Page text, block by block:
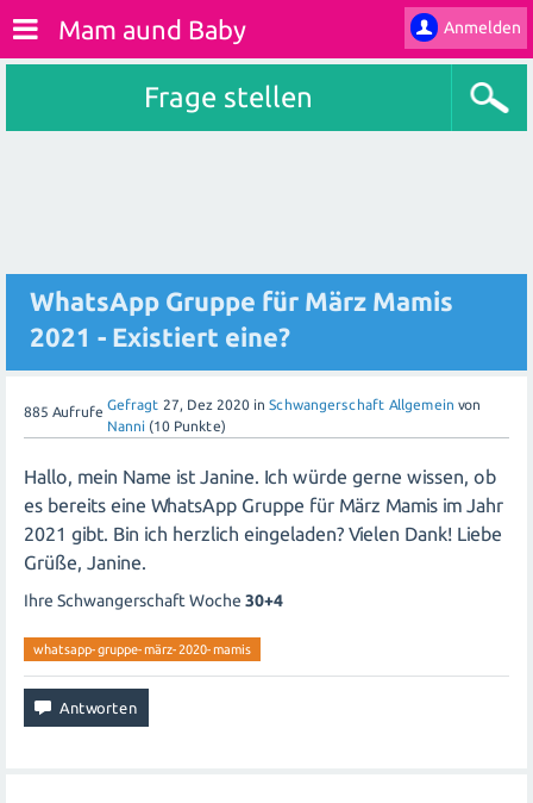
Anmelden
Mam aund Baby
Frage stellen
WhatsApp Gruppe für März Mamis
2021 - Existiert eine?
885 Aufrufe Gefragt 27, Dez 2020 in Schwangerschaft Allgemein von
Nanni (10 Punkte)
Hallo, mein Name ist Janine. Ich würde gerne wissen, ob
es bereits eine WhatsApp Gruppe für März Mamis im Jahr
2021 gibt. Bin ich herzlich eingeladen? Vielen Dank! Liebe
Grüße, Janine.
Ihre Schwangerschaft Woche 30+4
whatsapp-gruppe-märz-2020-mamis